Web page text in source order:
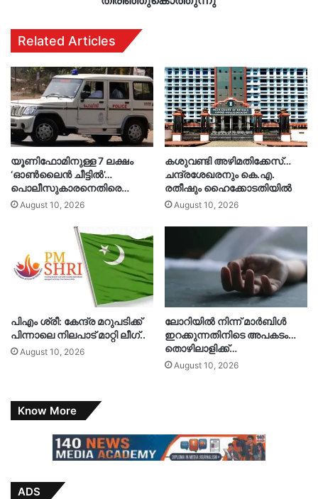
Related Articles
യൂണിഫോമിനുള്ള 7 ലക്ഷം
‘ഓൺലൈൻ ചീട്ടിൽ’…
പൊലീസുകാരനെതിരെ…
August 10, 2026
കശുവണ്ടി അഴിമതിക്കേസ്…
ചന്ദ്രശേഖരനും കെ.എ.
രതീഷും ഹൈക്കോടതിയിൽ
August 10, 2026
പിഎം ശ്രീ: കേന്ദ്ര മറുപടിക്ക്
പിന്നാലെ നിലപാട് മാറ്റി ലീഗ്..
August 10, 2026
ലോറിയിൽ നിന്ന് മാർബിൾ
ഇറക്കുന്നതിനിടെ അപകടം…
തൊഴിലാളിക്ക്…
August 10, 2026
Know More
ADS